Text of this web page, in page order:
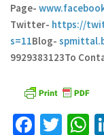
Page-
Twitter- https://
s=11Blog-
9929383123To